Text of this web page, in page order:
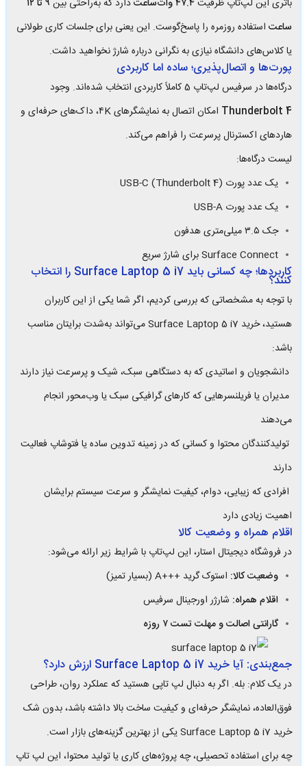
باتری این لپ‌تاپ ظرفیت ۴۷.۴ وات‌ساعت دارد که به‌راحتی بین
۹ تا ۱۲
ساعت استفاده روزمره را پاسخ‌گوست. این یعنی برای جلسات کاری طولانی
یا کلاس‌های دانشگاه نیازی به نگرانی درباره شارژ نخواهید داشت.
پورت‌ها و اتصال‌پذیری؛ ساده اما کاربردی
درگاه‌ها در سرفیس لپ‌تاپ 5 کاملاً کاربردی انتخاب شده‌اند. وجود
Thunderbolt 4
امکان اتصال به نمایشگرهای ۴K، داک‌های حرفه‌ای و
هاردهای اکسترنال پرسرعت را فراهم می‌کند.
لیست درگاه‌ها:
یک عدد پورت USB-C (Thunderbolt 4)
یک عدد پورت USB-A
جک ۳.۵ میلی‌متری هدفون
Surface Connect برای شارژ سریع
کاربردها؛ چه کسانی باید Surface Laptop 5 i7 را انتخاب کنند؟
با توجه به مشخصاتی که بررسی کردیم، اگر شما یکی از این کاربران
هستید، خرید Surface Laptop 5 i7 می‌تواند به‌شدت برایتان مناسب
باشد:
دانشجویان و اساتیدی که به دستگاهی سبک، شیک و پرسرعت نیاز دارند
مدیران یا فریلنسرهایی که کارهای گرافیکی سبک یا وب‌محور انجام
می‌دهند
تولیدکنندگان محتوا و کسانی که در زمینه تدوین ساده یا فتوشاپ فعالیت
دارند
افرادی که زیبایی، دوام، کیفیت نمایشگر و سرعت سیستم برایشان
اهمیت زیادی دارد
اقلام همراه و وضعیت کالا
در فروشگاه دیجیتال استار، این لپ‌تاپ با شرایط زیر ارائه می‌شود:
وضعیت کالا: استوک گرید +++A (بسیار تمیز)
اقلام همراه: شارژر اورجینال سرفیس
گارانتی اصالت و مهلت تست ۷ روزه
جمع‌بندی: آیا خرید Surface Laptop 5 i7 ارزش دارد؟
در یک کلام: بله. اگر به دنبال لپ تاپی هستید که عملکرد روان، طراحی
فوق‌العاده، نمایشگر حرفه‌ای و کیفیت ساخت بالا داشته باشد، بدون شک
خرید Surface Laptop 5 i7 یکی از بهترین گزینه‌های بازار است.
چه برای استفاده تحصیلی، چه پروژه‌های کاری یا تولید محتوا، این لپ تاپ